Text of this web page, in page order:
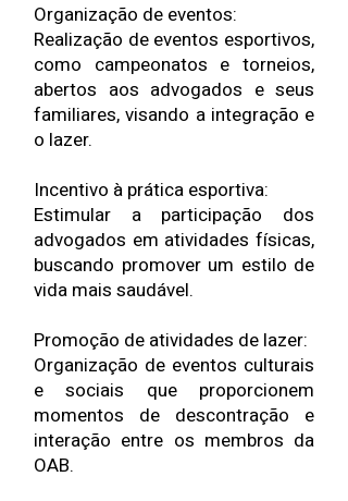
Organização de eventos:
Realização de eventos esportivos,
como campeonatos e torneios,
abertos aos advogados e seus
familiares, visando a integração e
o lazer.
Incentivo à prática esportiva:
Estimular a participação dos
advogados em atividades físicas,
buscando promover um estilo de
vida mais saudável.
Promoção de atividades de lazer:
Organização de eventos culturais
e sociais que proporcionem
momentos de descontração e
interação entre os membros da
OAB.